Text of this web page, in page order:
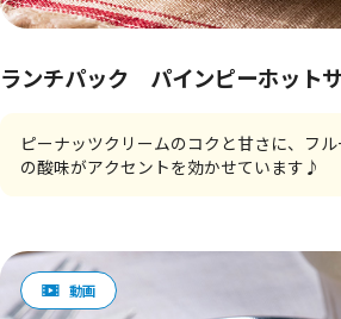
ランチパック パインピーホット
ピーナッツクリームのコクと甘さに、フル
の酸味がアクセントを効かせています♪